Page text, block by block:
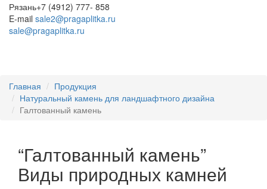
Рязань+7 (4912) 777- 858
E-mail sale2@pragaplitka.ru
sale@pragaplitka.ru
Главная
Продукция
Натуральный камень для ландшафтного дизайна
Галтованный камень
“Галтованный камень”
Виды природных камней